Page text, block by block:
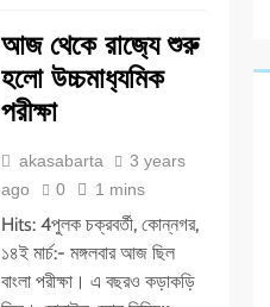
আজ থেকে রাজ‍্যে শুরু
হলো উচ্চমাধ‍্যমিক
পরীক্ষা
akasabarta
3 years
ago
0 1 mins
Hits: 4পুলক চক্রবর্তী, কোন্নগর,
১৪ই মার্চ:- মঙ্গলবার আজ ছিল
বাংলা পরীক্ষা। এ বছরও কড়াকড়ি